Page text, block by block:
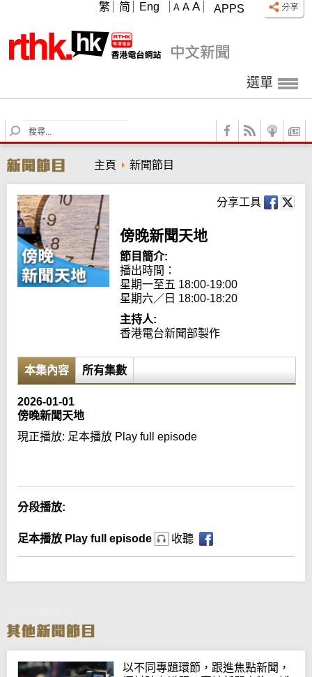
APPS
A A A
繁 简 Eng
選單
S
e
r
c
h
主頁 新聞節目
分享工具
傍晚新聞天地
節目簡介:
播出時間：
星期一至五 18:00-19:00
星期六／日 18:00-18:20
主持人:
香港電台新聞部製作
本集內容 所有集數
2026-01-01
傍晚新聞天地
現正播放: 足本播放 Play full episode
分段播放:
足本播放 Play full episode 收聽
以不同專題環節，跟進焦點新聞，